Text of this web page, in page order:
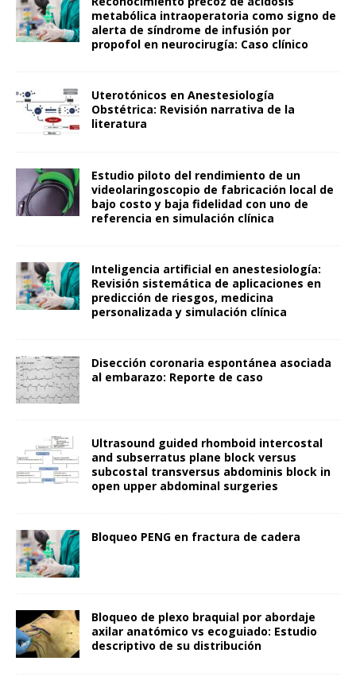
metabólica intraoperatoria como signo de
alerta de síndrome de infusión por
propofol en neurocirugía: Caso clínico
Uterotónicos en Anestesiología
Obstétrica: Revisión narrativa de la
literatura
Estudio piloto del rendimiento de un
videolaringoscopio de fabricación local de
bajo costo y baja fidelidad con uno de
referencia en simulación clínica
Inteligencia artificial en anestesiología:
Revisión sistemática de aplicaciones en
predicción de riesgos, medicina
personalizada y simulación clínica
Disección coronaria espontánea asociada
al embarazo: Reporte de caso
Ultrasound guided rhomboid intercostal
and subserratus plane block versus
subcostal transversus abdominis block in
open upper abdominal surgeries
Bloqueo PENG en fractura de cadera
Bloqueo de plexo braquial por abordaje
axilar anatómico vs ecoguiado: Estudio
descriptivo de su distribución